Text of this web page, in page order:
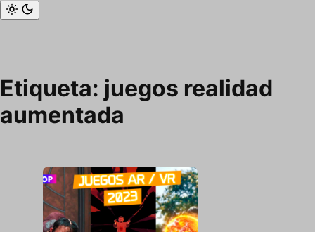
Etiqueta: juegos realidad
aumentada